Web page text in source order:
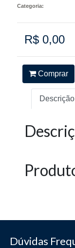
Categoria:
R$ 0,00
Comprar
Descrição
Dúvidas